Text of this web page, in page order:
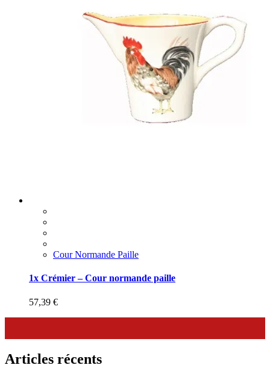
Cour Normande Paille
1x Crémier – Cour normande paille
57,39 €
Articles récents